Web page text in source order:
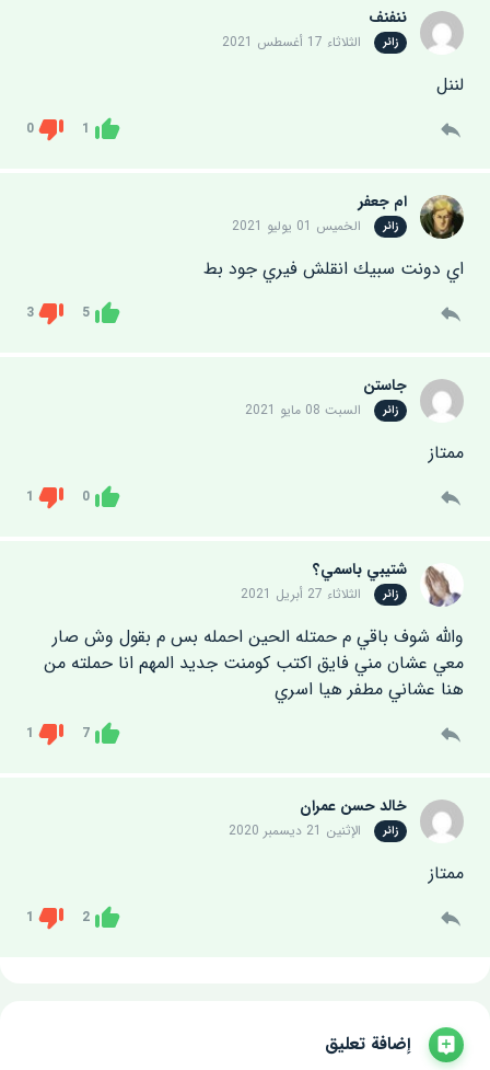
ننفنف
زائر الثلاثاء 17 أغسطس 2021
لننل
1
0
Dislike
ام جعفر
زائر الخميس 01 يوليو 2021
اي دونت سبيك انقلش فيري جود بط
5
3
Dislike
جاستن
زائر السبت 08 مايو 2021
ممتاز
0
1Dislike
شتيبي باسمي؟
زائر الثلاثاء 27 أبريل 2021
والله شوف باقي م حمتله الحين احمله بس م بقول وش صار
معي عشان مني فايق اكتب كومنت جديد المهم انا حملته من
هنا عشاني مطفر هيا اسري
7
1Dislike
خالد حسن عمران
زائر الإثنين 21 ديسمبر 2020
ممتاز
2
1Dislike
إضافة تعليق